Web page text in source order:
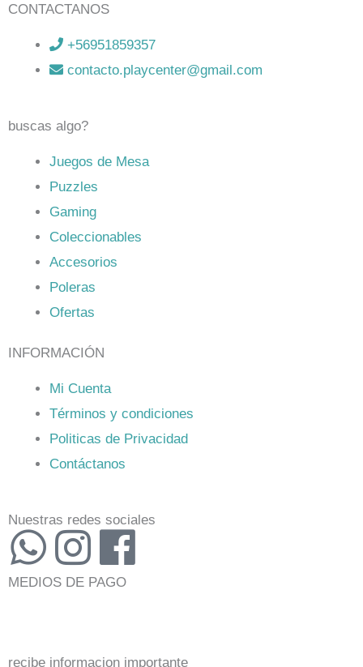
CONTACTANOS
+56951859357
contacto.playcenter@gmail.com
buscas algo?
Juegos de Mesa
Puzzles
Gaming
Coleccionables
Accesorios
Poleras
Ofertas
INFORMACIÓN
Mi Cuenta
Términos y condiciones
Politicas de Privacidad
Contáctanos
Nuestras redes sociales
W
h
I
n
F
a
MEDIOS DE PAGO
recibe informacion importante